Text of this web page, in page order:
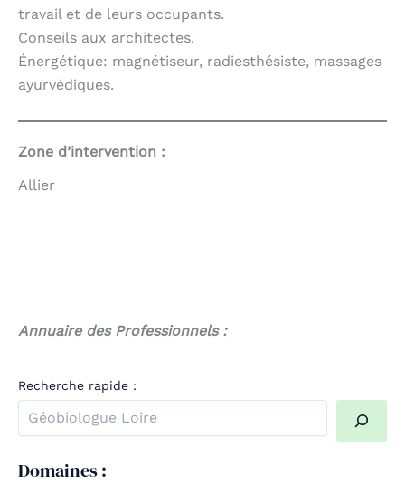
Annuaire des Professionnels :
Recherche rapide :
Domaines :
travail et de leurs occupants.
Conseils aux architectes.
Énergétique: magnétiseur, radiesthésiste, massages
ayurvédiques.
Zone d’intervention :
Allier